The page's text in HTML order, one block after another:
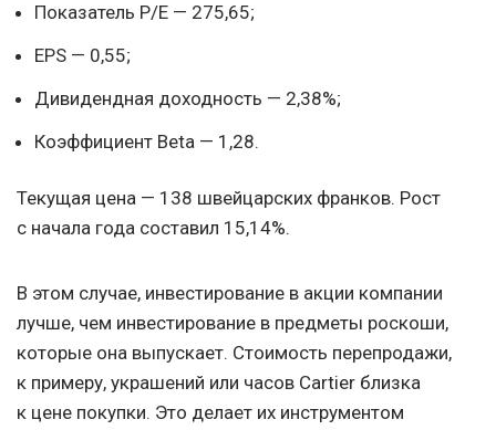
Показатель P/E — 275,65;
EPS — 0,55;
Дивидендная доходность — 2,38%;
Коэффициент Beta — 1,28.
Текущая цена — 138 швейцарских франков. Рост
с начала года составил 15,14%.
В этом случае, инвестирование в акции компании
лучше, чем инвестирование в предметы роскоши,
которые она выпускает. Стоимость перепродажи,
к примеру, украшений или часов Cartier близка
к цене покупки. Это делает их инструментом